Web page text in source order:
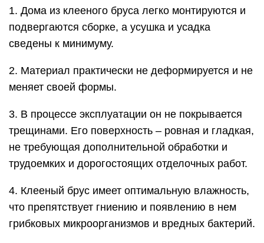
1. Дома из клееного бруса легко монтируются и
подвергаются сборке, а усушка и усадка
сведены к минимуму.
2. Материал практически не деформируется и не
меняет своей формы.
3. В процессе эксплуатации он не покрывается
трещинами. Его поверхность – ровная и гладкая,
не требующая дополнительной обработки и
трудоемких и дорогостоящих отделочных работ.
4. Клееный брус имеет оптимальную влажность,
что препятствует гниению и появлению в нем
грибковых микроорганизмов и вредных бактерий.